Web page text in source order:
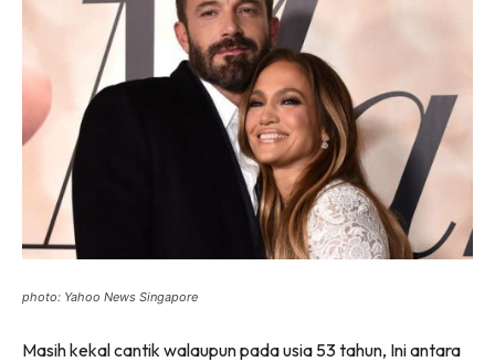
Langganan anda telah diterima. Terima kasih!
Lubuk konten Kesihatan dan penjagaan diri
segalanya di seeNI. Rapi kini di seeNI.
sekarang!
KLIK DI SEENI
photo: Yahoo News Singapore
Masih kekal cantik walaupun pada usia 53 tahun, Ini antara